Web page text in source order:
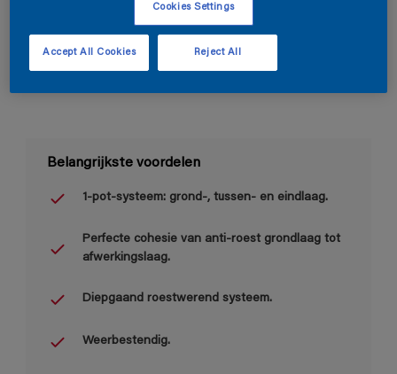
Belangrijkste voordelen
1-pot-systeem: grond-, tussen- en eindlaag.
Perfecte cohesie van anti-roest grondlaag tot
afwerkingslaag.
Diepgaand roestwerend systeem.
Weerbestendig.
Cookies Settings
Reject All
Accept All Cookies